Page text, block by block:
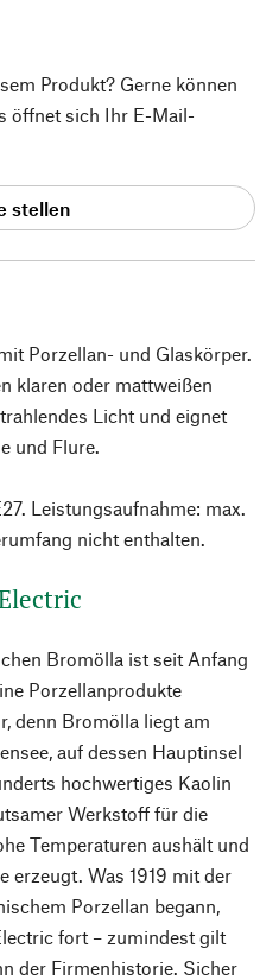
Porzellan- und Glaskörper.
klaren oder mattweißen
Licht und eignet
und Flure.
Leistungsaufnahme: max.
nicht enthalten.
Bromölla ist seit Anfang
Porzellanprodukte
denn Bromölla liegt am
auf dessen Hauptinsel
hochwertiges Kaolin
Werkstoff für die
Temperaturen aushält und
erzeugt. Was 1919 mit der
Porzellan begann,
fort – zumindest gilt
der Firmenhistorie. Sicher
Produkt? Gerne können
öffnet sich Ihr E-Mail-
stellen